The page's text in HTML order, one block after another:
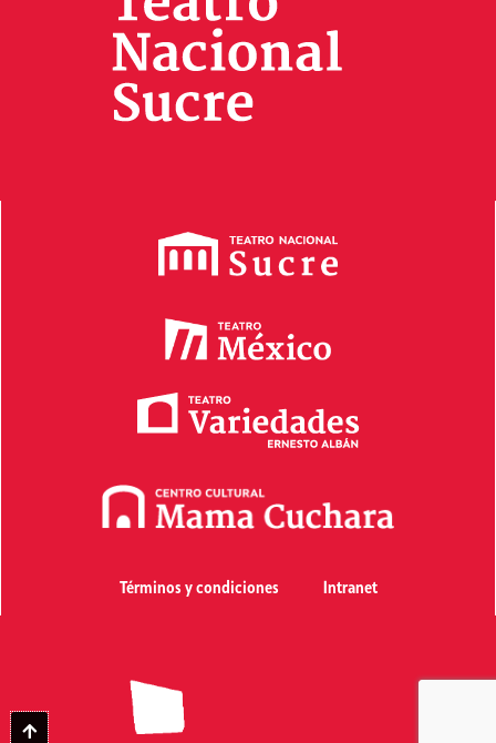
Términos y condiciones Intranet